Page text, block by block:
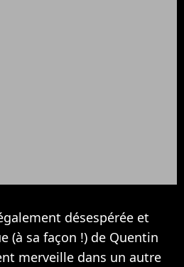
désespérée et
(à sa façon !) de Quentin
merveille dans un autre